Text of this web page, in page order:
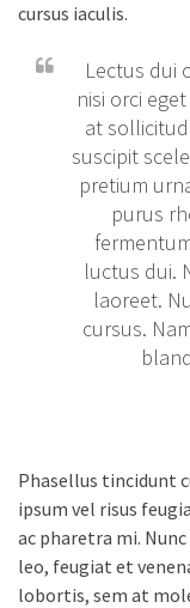
cursus iaculis.
Lectus dui
nisi orci
at
suscipit
pretium
purus
luctus dui.
laoreet.
cursus.
Phasellus tincidunt
ipsum vel risus
ac pharetra mi.
leo, feugiat et
lobortis, sem at